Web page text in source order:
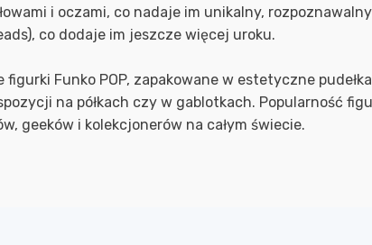
i oczami, co nadaje im unikalny,
co dodaje im jeszcze więcej uroku.
figurki Funko POP, zapakowane w estetyczne
na półkach czy w gablotkach. Popularność
geeków i kolekcjonerów na całym świecie.